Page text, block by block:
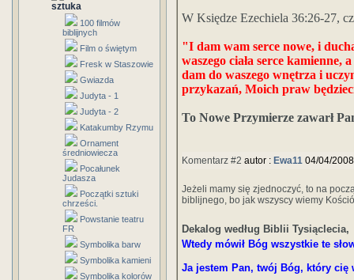
sztuka
100 filmów
biblijnych
Film o świętym
Fresk w Staszowie
Gwiazda
Judyta - 1
Judyta - 2
Katakumby Rzymu
Ornament
średniowiecza
Pocałunek
Judasza
Początki sztuki
chrześci.
Powstanie teatru
FR
Symbolika barw
Symbolika kamieni
Symbolika kolorów
W Księdze Ezechiela 36:26-27,
"I dam wam serce nowe, i
waszego ciała serce kamienne,
dam do waszego wnętrza i
przykazań, Moich praw
To Nowe Przymierze zawarł
Komentarz #2 autor : Ewa11 04/04/
Jeżeli mamy się zjednoczyć, to na
biblijnego, bo jak wszyscy wiemy
Dekalog według Biblii
Wtedy mówił Bóg wszystkie te
Ja jestem Pan, twój Bóg, który